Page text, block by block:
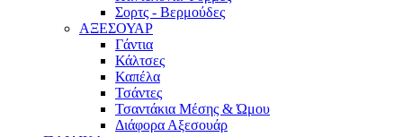
Σορτς - Βερμούδες
ΑΞΕΣΟΥΑΡ
Γάντια
Κάλτσες
Καπέλα
Τσάντες
Τσαντάκια Μέσης & Ώμου
Διάφορα Αξεσουάρ